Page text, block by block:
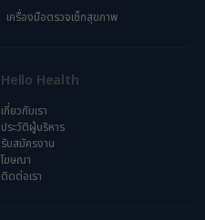
เครื่องมือตรวจเช็กสุขภาพ
Hello Health
เกี่ยวกับเรา
ประวัติผู้บริหาร
รับสมัครงาน
โฆษณา
ติดต่อเรา